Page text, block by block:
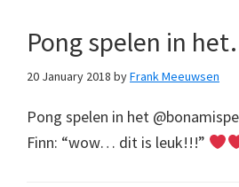
Pong spelen in
20 January 2018 byFrank Meeuwsen
Pong spelen in het
Finn: “wow… dit is leuk!!!”